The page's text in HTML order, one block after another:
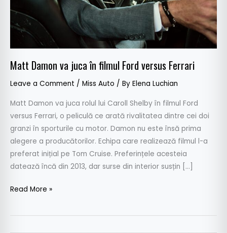
Matt Damon va juca în filmul Ford versus Ferrari
Leave a Comment / Miss Auto / By Elena Luchian
Matt Damon va juca rolul lui Caroll Shelby în filmul Ford
versus Ferrari, o peliculă ce arată rivalitatea dintre cei doi
granzi în sporturile cu motor. Damon nu este însă prima
alegere a producătorilor. Echipa care realizează filmul l-a
preferat inițial pe Tom Cruise. Preferințele acesteia
datează încă din 2013, dar surse din interior susțin […]
Ferrari
Read More »